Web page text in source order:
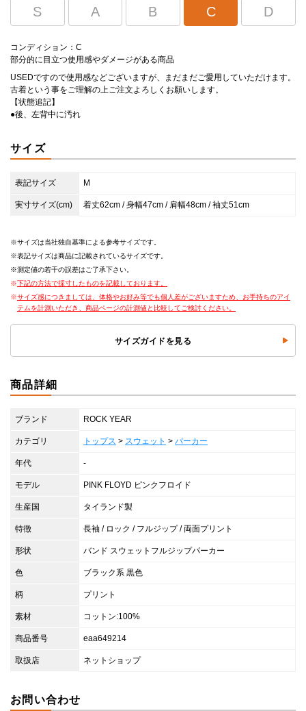
S A B C D
コンディション：C
部分的に目立つ使用感やダメージがある商品
USEDですので使用感などございますが、まだまだご愛用していただけます。
古着という事をご理解の上ご注文よろしくお願いします。
【状態追記】
●後、左背中に汚れ
サイズ
表記サイズ M
実寸サイズ(cm) 着丈62cm / 身幅47cm / 肩幅48cm / 袖丈51cm
サイズは当社独自基準による参考サイズです。
表記サイズは商品に記載されているサイズです。
測定値の若干の誤差はご了承下さい。
下記の方法で採寸したものを記載しております。
サイズ感につきましては、体格やお好み等でも個人差がございますため、お手持ちのアイ
テムを計測いただき、商品ページの計測値と比較してご検討ください。
サイズガイドを見る
商品詳細
ブランド ROCK YEAR
カテゴリ トップス > スウェット > パーカー
年代 -
モデル PINK FLOYD ピンクフロイド
生産国 タイランド製
特徴 長袖 / ロック / フルジップ / 両面プリント
形状 バンド スウェットフルジップパーカー
色 ブラック系 黒色
柄 プリント
素材 コットン:100%
商品番号 eaa649214
取扱店 ネットショップ
お問い合わせ